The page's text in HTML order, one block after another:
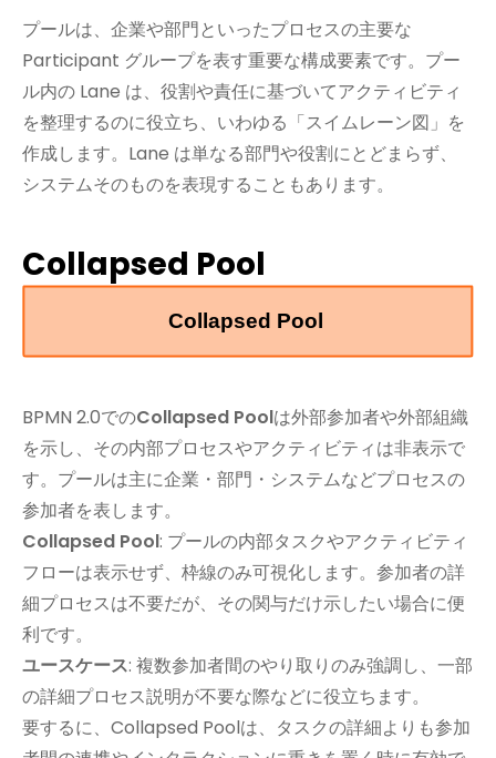
プールは、企業や部門といったプロセスの主要な
Participant グループを表す重要な構成要素です。プー
ル内の Lane は、役割や責任に基づいてアクティビティ
を整理するのに役立ち、いわゆる「スイムレーン図」を
作成します。Lane は単なる部門や役割にとどまらず、
システムそのものを表現することもあります。
Collapsed Pool
BPMN 2.0でのCollapsed Poolは外部参加者や外部組織
を示し、その内部プロセスやアクティビティは非表示で
す。プールは主に企業・部門・システムなどプロセスの
参加者を表します。
Collapsed Pool: プールの内部タスクやアクティビティ
フローは表示せず、枠線のみ可視化します。参加者の詳
細プロセスは不要だが、その関与だけ示したい場合に便
利です。
ユースケース: 複数参加者間のやり取りのみ強調し、一部
の詳細プロセス説明が不要な際などに役立ちます。
要するに、Collapsed Poolは、タスクの詳細よりも参加